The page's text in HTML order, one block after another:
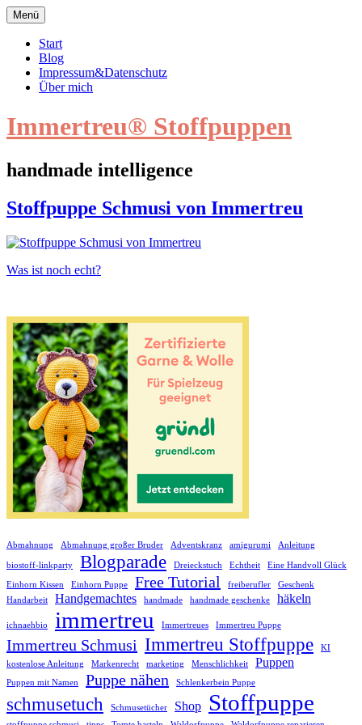
Zum
Inhalt
springen
Menü
Start
Blog
Impressum&Datenschutz
Über mich
Immertreu® Stoffpuppen
handmade intelligence
Stoffpuppe
Schmusi
von
Immertreu
Stoffpuppe Schmusi von Immertreu
Beitragsnavigation
Was ist noch echt?
Abmahnung Abmahnung großer Bruder Adventskranz amigurumi Anleitung
biostoff-linkparty Blogparade Dreieckstuch Echtheit Eine Handvoll Glück
Einhorn Kissen Einhorn Puppe Free Tutorial freiberufler
Geschenk
Handarbeit
Handgemachtes handmade handmade geschenke häkeln
ichnaehbio immertreu Immertreues Immertreu Puppe
Immertreu Schmusi Immertreu Stoffpuppe
KI
kostenlose Anleitung
Markenrecht marketing Menschlichkeit Puppen
Puppen mit Namen Puppe nähen Schlenkerbein Puppe
schmusetuch Schmusetücher Shop Stoffpuppe